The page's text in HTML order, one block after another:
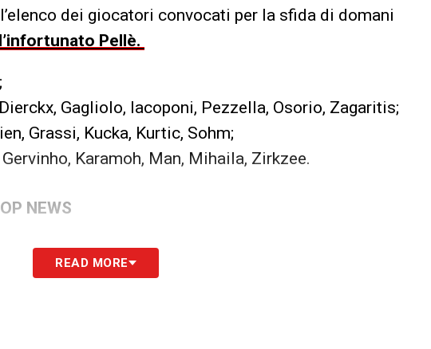
dei giocatori convocati per la sfida di domani
Pellè.
Gagliolo, Iacoponi, Pezzella, Osorio, Zagaritis;
Grassi, Kucka, Kurtic, Sohm;
Karamoh, Man, Mihaila, Zirkzee.
NEWS
READ MORE